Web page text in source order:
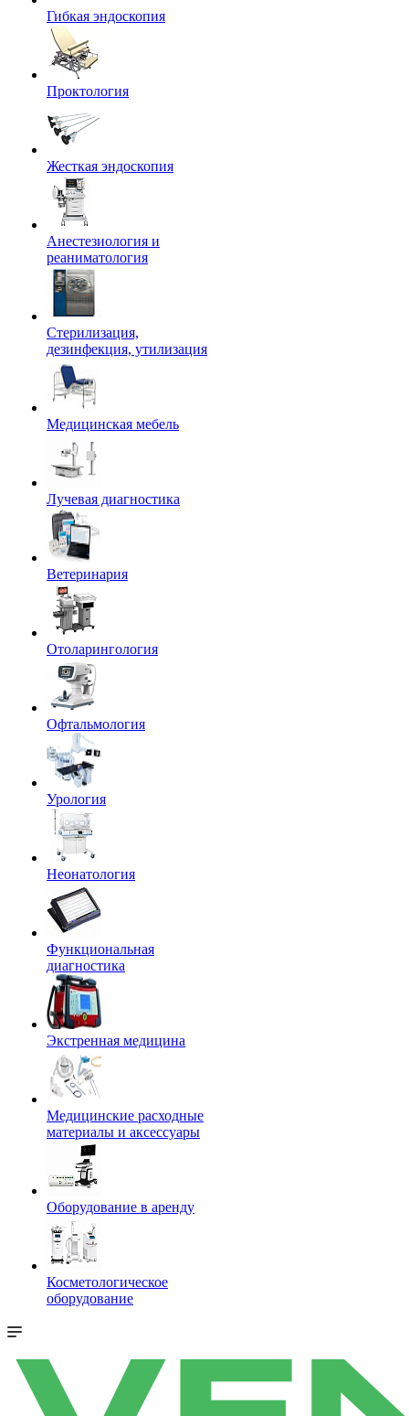
Гибкая эндоскопия
Проктология
Жесткая эндоскопия
Анестезиология и
реаниматология
Стерилизация,
дезинфекция, утилизация
Медицинская мебель
Лучевая диагностика
Ветеринария
Отоларингология
Офтальмология
Урология
Неонатология
Функциональная
диагностика
Экстренная медицина
Медицинские расходные
материалы и аксессуары
Оборудование в аренду
Косметологическое
оборудование